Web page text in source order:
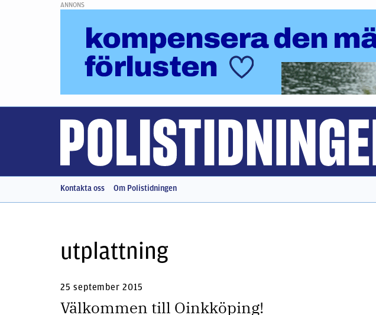
ANNONS
Kontakta oss Om Polistidningen
utplattning
25 september 2015
Välkommen till Oinkköping!